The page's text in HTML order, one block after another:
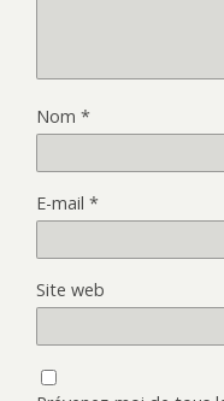
Nom *
E-mail *
Site web